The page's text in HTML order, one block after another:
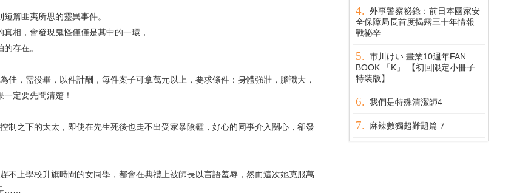
篇匪夷所思的靈異事件。
相，會發現鬼怪僅僅是其中的一環，
存在。
，需役畢，以件計酬，每件案子可拿萬元以上，要求條件：身體強壯，膽識大，
定要先問清楚！
之下的太太，即使在先生死後也走不出受家暴陰霾，好心的同事介入關心，卻發
上學校升旗時間的女同學，都會在典禮上被師長以言語羞辱，然而這次她克服萬
……
外事警察祕錄：前日本國家安
全保障局長首度揭露三十年情報
戰祕辛
市川けい 畫業10週年FAN
BOOK 「K」 【初回限定小冊子
特装版】
我們是特殊清潔師4
麻辣數獨超難題篇 7